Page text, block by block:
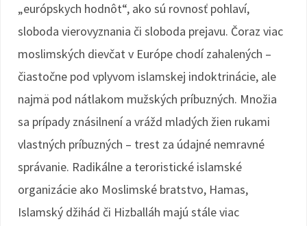
„európskych hodnôt“, ako sú rovnosť pohlaví,
sloboda vierovyznania či sloboda prejavu. Čoraz viac
moslimských dievčat v Európe chodí zahalených –
čiastočne pod vplyvom islamskej indoktrinácie, ale
najmä pod nátlakom mužských príbuzných. Množia
sa prípady znásilnení a vrážd mladých žien rukami
vlastných príbuzných – trest za údajné nemravné
správanie. Radikálne a teroristické islamské
organizácie ako Moslimské bratstvo, Hamas,
Islamský džihád či Hizballáh majú stále viac